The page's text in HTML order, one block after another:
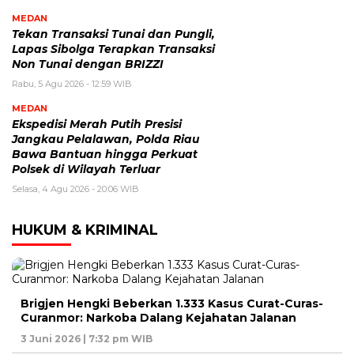
MEDAN
Tekan Transaksi Tunai dan Pungli,
Lapas Sibolga Terapkan Transaksi
Non Tunai dengan BRIZZI
Rabu, 5 Agu 2026 - 12:59 WIB
MEDAN
Ekspedisi Merah Putih Presisi
Jangkau Pelalawan, Polda Riau
Bawa Bantuan hingga Perkuat
Polsek di Wilayah Terluar
Selasa, 4 Agu 2026 - 20:06 WIB
HUKUM & KRIMINAL
Brigjen Hengki Beberkan 1.333 Kasus Curat-Curas-
Curanmor: Narkoba Dalang Kejahatan Jalanan
3 Juni 2026 | 7:32 pm WIB